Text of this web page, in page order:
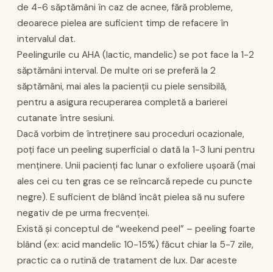
de 4-6 săptămâni în caz de acnee, fără probleme,
deoarece pielea are suficient timp de refacere în
intervalul dat.
Peelingurile cu AHA (lactic, mandelic) se pot face la 1-2
săptămâni interval. De multe ori se preferă la 2
săptămâni, mai ales la pacienții cu piele sensibilă,
pentru a asigura recuperarea completă a barierei
cutanate între sesiuni.
Dacă vorbim de întreținere sau proceduri ocazionale,
poți face un peeling superficial o dată la 1-3 luni pentru
menținere. Unii pacienți fac lunar o exfoliere ușoară (mai
ales cei cu ten gras ce se reîncarcă repede cu puncte
negre). E suficient de blând încât pielea să nu sufere
negativ de pe urma frecvenței.
Există și conceptul de “weekend peel” – peeling foarte
blând (ex: acid mandelic 10-15%) făcut chiar la 5-7 zile,
practic ca o rutină de tratament de lux. Dar aceste